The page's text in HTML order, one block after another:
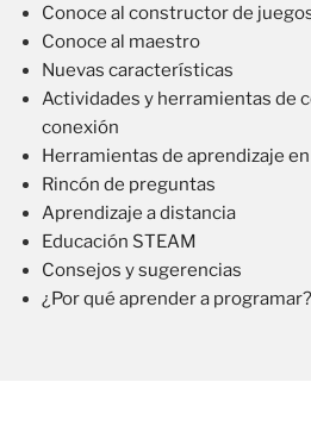
Conoce al constructor de
Conoce al maestro
Nuevas características
Actividades y herramientas de
conexión
Herramientas de aprendizaje
Rincón de preguntas
Aprendizaje a distancia
Educación STEAM
Consejos y sugerencias
¿Por qué aprender a programar?